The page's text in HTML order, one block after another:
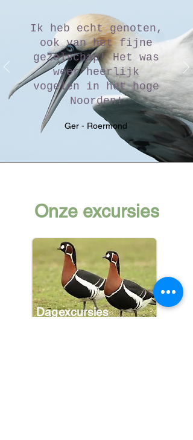
Ik heb echt genoten,
ook van het fijne
gezelschap! Het was
weer heerlijk
vogelen in het hoge
Noorden!
Ger - Roermond
Onze excursies
Dagexcursies